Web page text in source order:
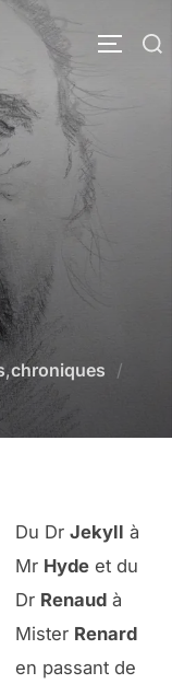
Rechercher :
,chroniques
Du Dr Jekyll à
Mr Hyde et du
Dr Renaud à
Mister Renard
en passant de